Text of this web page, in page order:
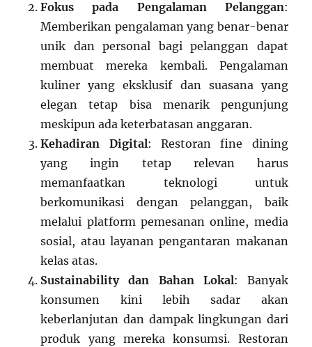
Fokus pada Pengalaman Pelanggan:
Memberikan pengalaman yang benar-benar
unik dan personal bagi pelanggan dapat
membuat mereka kembali. Pengalaman
kuliner yang eksklusif dan suasana yang
elegan tetap bisa menarik pengunjung
meskipun ada keterbatasan anggaran.
Kehadiran Digital: Restoran fine dining
yang ingin tetap relevan harus
memanfaatkan teknologi untuk
berkomunikasi dengan pelanggan, baik
melalui platform pemesanan online, media
sosial, atau layanan pengantaran makanan
kelas atas.
Sustainability dan Bahan Lokal: Banyak
konsumen kini lebih sadar akan
keberlanjutan dan dampak lingkungan dari
produk yang mereka konsumsi. Restoran